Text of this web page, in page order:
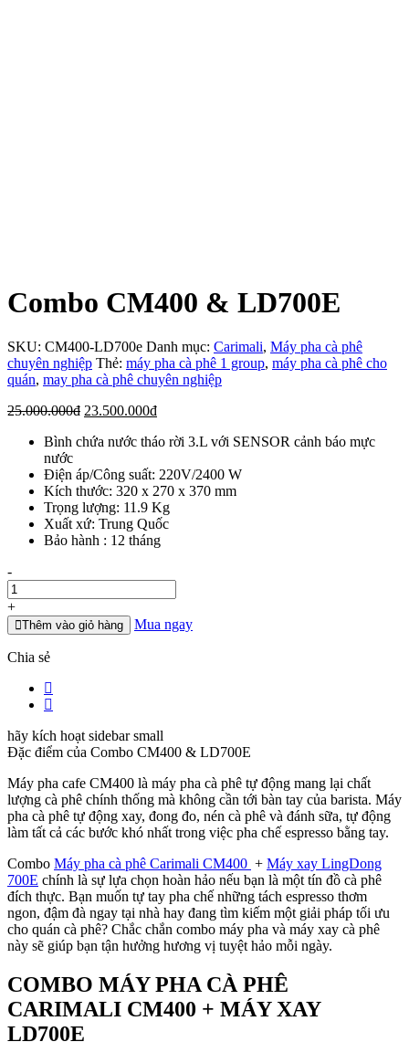
Combo CM400 & LD700E
SKU: CM400-LD700e Danh mục: Carimali, Máy pha cà phê
chuyên nghiệp Thẻ: máy pha cà phê 1 group, máy pha cà phê cho
quán, may pha cà phê chuyên nghiệp
25.000.000đ Giá
là:
23.500.000đGiá
tại
23.500.000đ.
Bình chứa nước tháo rời 3.L với SENSOR cảnh báo mực
nước
Điện áp/Công suất: 220V/2400 W
Kích thước: 320 x 270 x 370 mm
Trọng lượng: 11.9 Kg
Xuất xứ: Trung Quốc
Bảo hành : 12 tháng
Số
lượng
-
+
Thêm vào giỏ hàng Mua ngay
Chia sẻ
hãy kích hoạt sidebar small
Đặc điểm của Combo CM400 & LD700E
Máy pha cafe CM400 là máy pha cà phê tự động mang lại chất
lượng cà phê chính thống mà không cần tới bàn tay của barista. Máy
pha cà phê tự động xay, đong đo, nén cà phê và đánh sữa, tự động
làm tất cả các bước khó nhất trong việc pha chế espresso bằng tay.
Combo Máy pha cà phê Carimali CM400 + Máy xay LingDong
700E chính là sự lựa chọn hoàn hảo nếu bạn là một tín đồ cà phê
đích thực. Bạn muốn tự tay pha chế những tách espresso thơm
ngon, đậm đà ngay tại nhà hay đang tìm kiếm một giải pháp tối ưu
cho quán cà phê? Chắc chắn combo máy pha và máy xay cà phê
này sẽ giúp bạn tận hưởng hương vị tuyệt hảo mỗi ngày.
COMBO MÁY PHA CÀ PHÊ
CARIMALI CM400 + MÁY XAY
LD700E